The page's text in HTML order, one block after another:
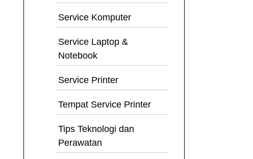
Service Komputer
Service Laptop &
Notebook
Service Printer
Tempat Service Printer
Tips Teknologi dan
Perawatan